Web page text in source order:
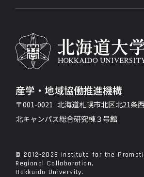
産学・地域協働推進機構
〒001-0021 北海道札幌市北区北21条
北キャンパス総合研究棟３号館
© 2012-2026 Institute for the
Regional Collaboration,
Hokkaido University.